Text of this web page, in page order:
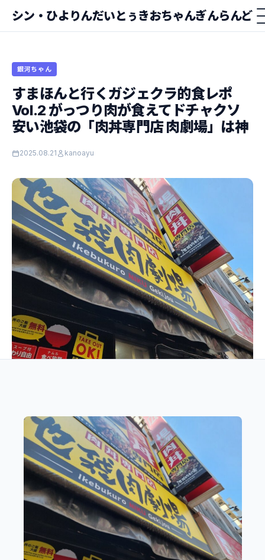
シン・ひよりんだいとぅきおちゃんぎんらんど
銀河ちゃん
すまほんと行くガジェクラ的食レポ
Vol.2 がっつり肉が食えてドチャクソ
安い池袋の「肉丼専門店 肉劇場」は神
2025.08.21 kanoayu